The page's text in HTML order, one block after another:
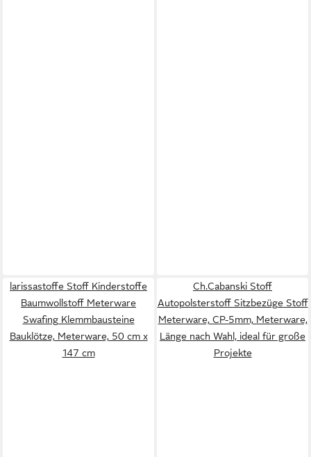
larissastoffe Stoff Kinderstoffe
Baumwollstoff Meterware
Swafing Klemmbausteine
Bauklötze, Meterware, 50 cm x
147 cm
Ch.Cabanski Stoff
Autopolsterstoff Sitzbezüge Stoff
Meterware, CP-5mm, Meterware,
Länge nach Wahl, ideal für große
Projekte